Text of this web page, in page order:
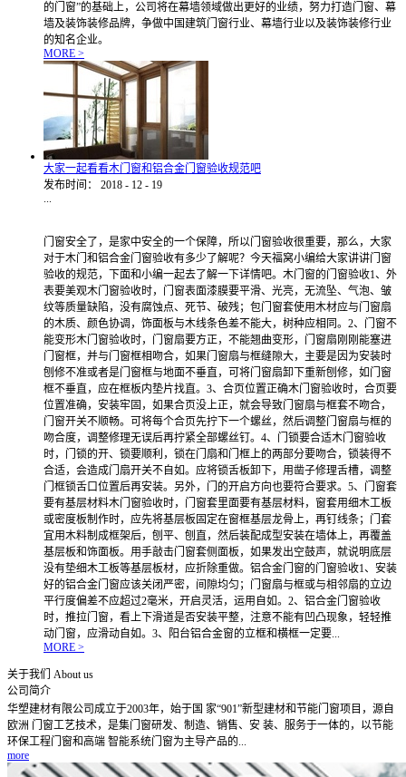
的门窗”的基础上，公司将在幕墙领域做出更好的业绩，努力打造门窗、幕
墙及装饰装修品牌，争做中国建筑门窗行业、幕墙行业以及装饰装修行业
的知名企业。
MORE >
大家一起看看木门窗和铝合金门窗验收规范吧
发布时间：
2018 - 12 - 19
...
门窗安全了，是家中安全的一个保障，所以门窗验收很重要，那么，大家
对于木门和铝合金门窗验收有多少了解呢？今天福窝小编给大家讲讲门窗
验收的规范，下面和小编一起去了解一下详情吧。木门窗的门窗验收1、外
表要美观木门窗验收时，门窗表面漆膜要平滑、光亮，无流坠、气泡、皱
纹等质量缺陷，没有腐蚀点、死节、破残；包门窗套使用木材应与门窗扇
的木质、颜色协调，饰面板与木线条色差不能大，树种应相同。2、门窗不
能变形木门窗验收时，门窗扇要方正，不能翘曲变形，门窗扇刚刚能塞进
门窗框，并与门窗框相吻合，如果门窗扇与框缝隙大，主要是因为安装时
刨修不准或者是门窗框与地面不垂直，可将门窗扇卸下重新刨修，如门窗
框不垂直，应在框板内垫片找直。3、合页位置正确木门窗验收时，合页要
位置准确，安装牢固，如果合页没上正，就会导致门窗扇与框套不吻合，
门窗开关不顺畅。可将每个合页先拧下一个螺丝，然后调整门窗扇与框的
吻合度，调整修理无误后再拧紧全部螺丝钉。4、门锁要合适木门窗验收
时，门锁的开、锁要顺利，锁在门扇和门框上的两部分要吻合，锁装得不
合适，会造成门扇开关不自如。应将锁舌板卸下，用凿子修理舌槽，调整
门框锁舌口位置后再安装。另外，门的开启方向也要符合要求。5、门窗套
要有基层材料木门窗验收时，门窗套里面要有基层材料，窗套用细木工板
或密度板制作时，应先将基层板固定在窗框基层龙骨上，再钉线条；门套
宜用木料制成框架后，刨平、刨直，然后装配成型安装在墙体上，再覆盖
基层板和饰面板。用手敲击门窗套侧面板，如果发出空鼓声，就说明底层
没有垫细木工板等基层板材，应折除重做。铝合金门窗的门窗验收1、安装
好的铝合金门窗应该关闭严密，间隙均匀；门窗扇与框或与相邻扇的立边
平行度偏差不应超过2毫米，开启灵活，运用自如。2、铝合金门窗验收
时，推拉门窗，看上下滑道是否安装平整，注意不能有凹凸现象，轻轻推
动门窗，应滑动自如。3、阳台铝合金窗的立框和横框一定要...
MORE >
关于我们 About us
公司简介
华塑建材有限公司成立于2003年，始于国 家“901”新型建材和节能门窗项目，源自
欧洲 门窗工艺技术，是集门窗研发、制造、销售、安 装、服务于一体的，以节能
环保工程门窗和高端 智能系统门窗为主导产品的...
more